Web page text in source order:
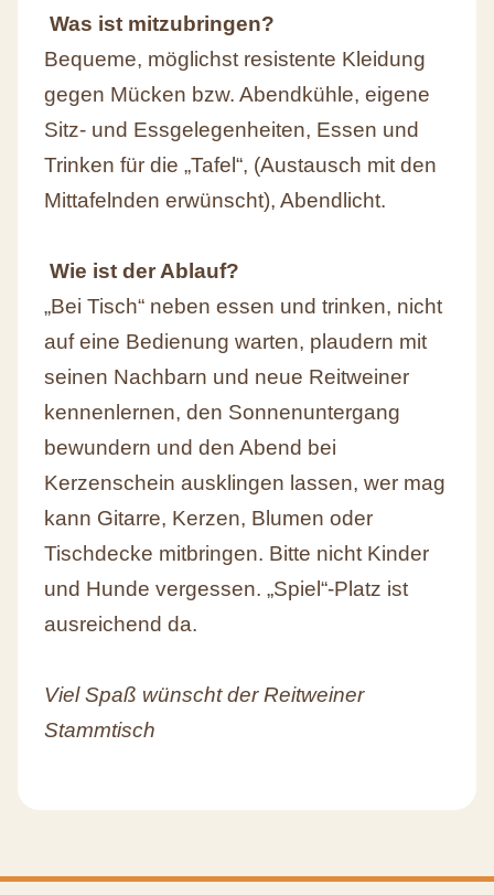
Was ist mitzubringen?
Bequeme, möglichst resistente Kleidung
gegen Mücken bzw. Abendkühle, eigene
Sitz- und Essgelegenheiten, Essen und
Trinken für die „Tafel“, (Austausch mit den
Mittafelnden erwünscht), Abendlicht.
Wie ist der Ablauf?
„Bei Tisch“ neben essen und trinken, nicht
auf eine Bedienung warten, plaudern mit
seinen Nachbarn und neue Reitweiner
kennenlernen, den Sonnenuntergang
bewundern und den Abend bei
Kerzenschein ausklingen lassen, wer mag
kann Gitarre, Kerzen, Blumen oder
Tischdecke mitbringen. Bitte nicht Kinder
und Hunde vergessen. „Spiel“-Platz ist
ausreichend da.
Viel Spaß wünscht der Reitweiner
Stammtisch